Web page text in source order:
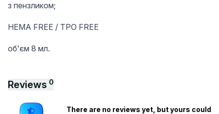
з пензликом;
HEMA FREE / TPO FREE
об'єм 8 мл.
Reviews 0
There are no reviews yet, but yours could